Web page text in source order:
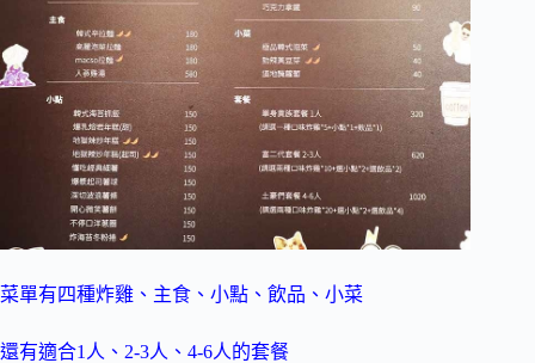
菜單有四種炸雞、主食、小點、飲品、小菜
還有適合1人、2-3人、4-6人的套餐